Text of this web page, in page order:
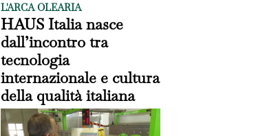
L'ARCA OLEARIA
HAUS Italia nasce
dall’incontro tra
tecnologia
internazionale e cultura
della qualità italiana